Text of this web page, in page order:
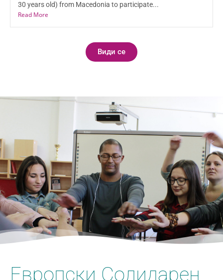
30 years old) from Macedonia to participate...
Read More
Види се
Европски Солидарен